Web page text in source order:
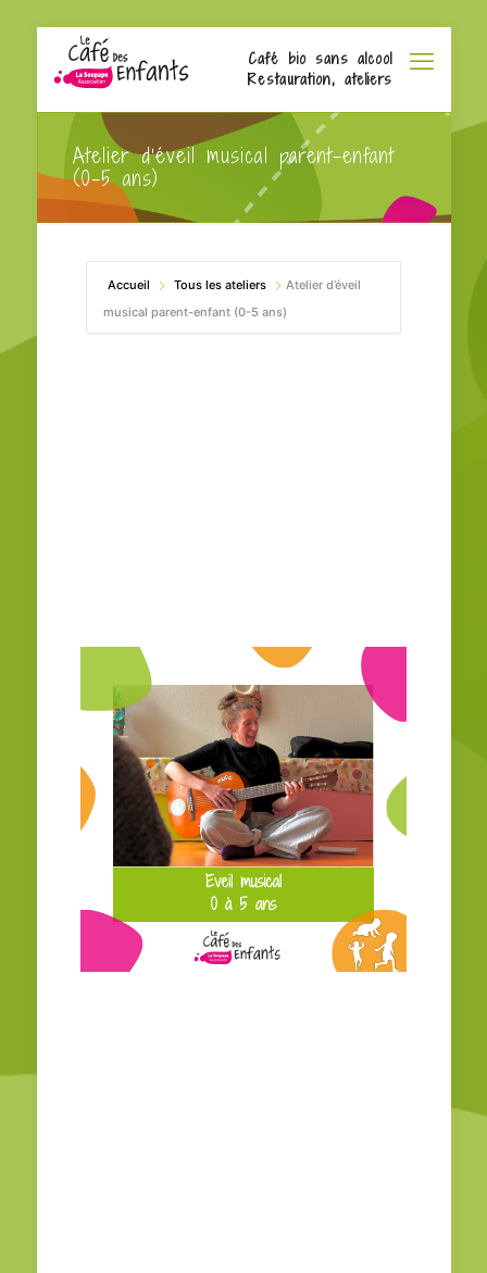
Café bio sans alcool
Restauration, ateliers
Atelier d’éveil musical parent-enfant
(0-5 ans)
Accueil Tous les ateliers
Atelier d’éveil
musical parent-enfant (0-5 ans)